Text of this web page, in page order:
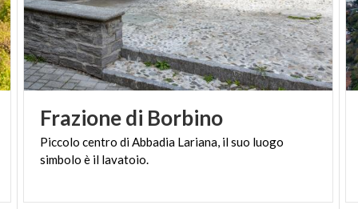
Frazionedi Borbino
Piccolo centro diAbbadia Lariana, ilsuo luogo
simbolo è il lavatoio.